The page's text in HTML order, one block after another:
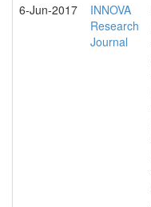
6-Jun-2017
INNOVA
Research
Journal